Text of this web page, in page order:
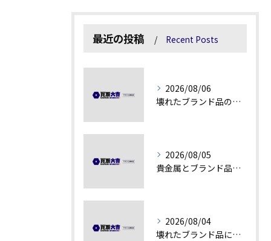
最近の投稿 Recent Posts
2026/08/06
壊れたブランド品の価値を見極める技術とは
2026/08/05
貴金属とブランド品の価値変動を見極める方法
2026/08/04
壊れたブランド品にも価値がつく理由とは